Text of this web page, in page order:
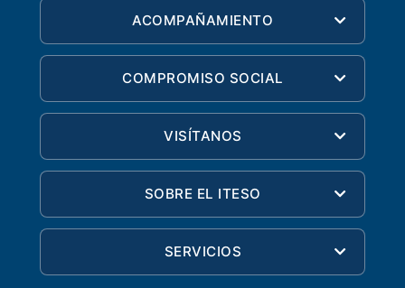
ACOMPAÑAMIENTO
COMPROMISO SOCIAL
VISÍTANOS
SOBRE EL ITESO
SERVICIOS